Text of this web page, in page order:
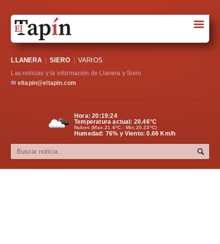
Sociedad
Política
Cultura
☰
LLANERA SIERO VARIOS
Las noticias y la información de Llanera y Siero
✉ eltapin@eltapin.com
Hora:20:19:24
Temperatura actual: 20.46°C
Nubes (Max.21.6ºC - Min.20.23ºC)
Humedad: 76% y Viento: 0.66 Km/h